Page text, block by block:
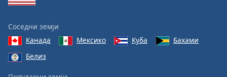
Соседни земји
Канада
Мексико Куба
Бахами
Белиз